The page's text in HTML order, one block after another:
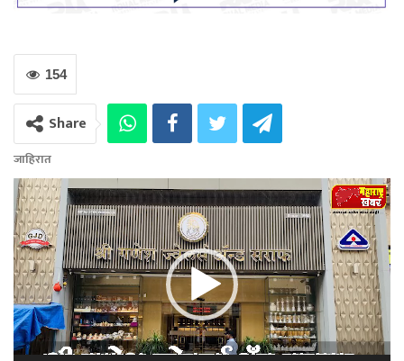
154
Share
जाहिरात
Video
Player